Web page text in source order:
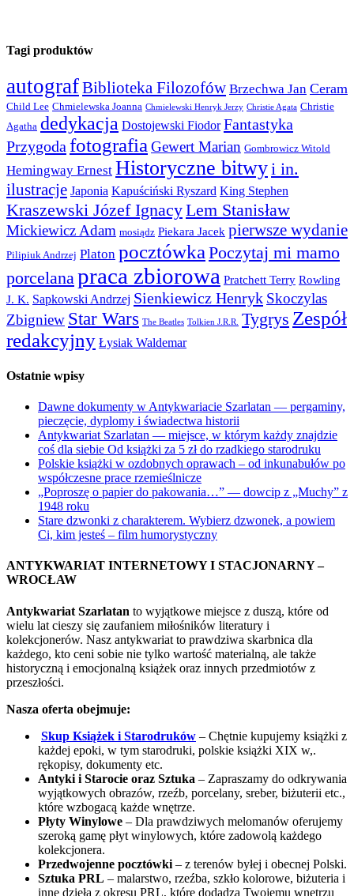
Tagi produktów
autografBiblioteka Filozofów Brzechwa Jan Ceram
Child Lee Chmielewska Joanna Chmielewski Henryk Jerzy Christie Agata Christie
Agatha dedykacja Dostojewski Fiodor Fantastyka
Przygodafotografia Gewert Marian Gombrowicz Witold
Hemingway Ernest Historyczne bitwyi in.
ilustracje Japonia Kapuściński Ryszard King Stephen
Kraszewski Józef IgnacyLem Stanisław
Mickiewicz Adam mosiądz Piekara Jacek pierwsze wydanie
Pilipiuk Andrzej Platon pocztówka Poczytaj mi mamo
porcelanapraca zbiorowa Pratchett Terry Rowling
J. K. Sapkowski Andrzej Sienkiewicz Henryk Skoczylas
Zbigniew Star Wars The Beatles Tolkien J.R.R. Tygrys Zespół
redakcyjny Łysiak Waldemar
Ostatnie wpisy
Dawne dokumenty w Antykwariacie Szarlatan — pergaminy,
pieczęcie, dyplomy i świadectwa historii
Antykwariat Szarlatan — miejsce, w którym każdy znajdzie
coś dla siebie Od książki za 5 zł do rzadkiego starodruku
Polskie książki w ozdobnych oprawach – od inkunabułów po
współczesne prace rzemieślnicze
„Poproszę o papier do pakowania…” — dowcip z „Muchy” z
1948 roku
Stare dzwonki z charakterem. Wybierz dzwonek, a powiem
Ci, kim jesteś – film humorystyczny
ANTYKWARIAT INTERNETOWY I STACJONARNY –
WROCŁAW
Antykwariat Szarlatan to wyjątkowe miejsce z duszą, które od
wielu lat cieszy się zaufaniem miłośników literatury i
kolekcjonerów. Nasz antykwariat to prawdziwa skarbnica dla
każdego, kto ceni sobie nie tylko wartość materialną, ale także
historyczną i emocjonalną książek oraz innych przedmiotów z
przeszłości.
Nasza oferta obejmuje:
Skup Książek i Starodruków – Chętnie kupujemy książki z
każdej epoki, w tym starodruki, polskie książki XIX w,.
rękopisy, dokumenty etc.
Antyki i Starocie oraz Sztuka – Zapraszamy do odkrywania
wyjątkowych obrazów, rzeźb, porcelany, sreber, biżuterii etc.,
które wzbogacą każde wnętrze.
Płyty Winylowe – Dla prawdziwych melomanów oferujemy
szeroką gamę płyt winylowych, które zadowolą każdego
kolekcjonera.
Przedwojenne pocztówki – z terenów byłej i obecnej Polski.
Sztuka PRL – malarstwo, rzeźba, szkło kolorowe, biżuteria i
inne dzieła z okresu PRL, które dodadzą Twojemu wnętrzu